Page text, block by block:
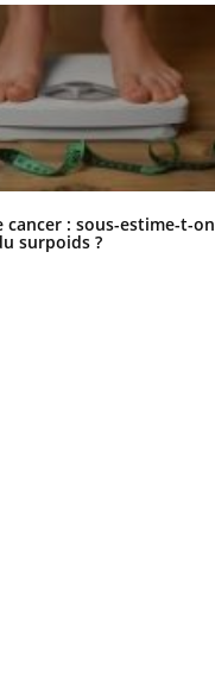
cancer : sous-estime-t-on
surpoids ?